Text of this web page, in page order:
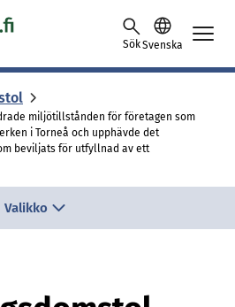
SökSvenska
miljötillstånden för företagen som
i Torneå och upphävde det
beviljats för utfyllnad av ett
Valikko